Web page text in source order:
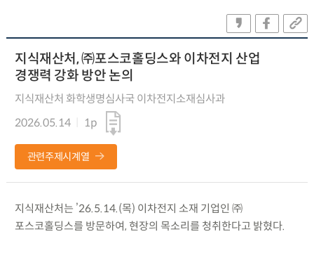
지식재산처, ㈜포스코홀딩스와 이차전지 산업
경쟁력 강화 방안 논의
지식재산처 화학생명심사국 이차전지소재심사과
2026.05.14
1p
관련주제시계열
지식재산처는 ’26.5.14.(목) 이차전지 소재 기업인 ㈜
포스코홀딩스를 방문하여, 현장의 목소리를 청취한다고 밝혔다.